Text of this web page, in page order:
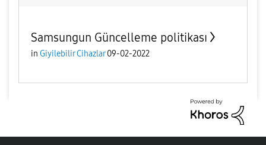
Samsungun Güncelleme politikası
in Giyilebilir Cihazlar 09-02-2022